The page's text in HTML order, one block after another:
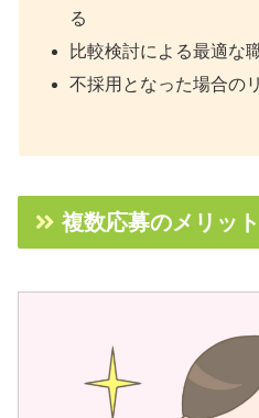
る
比較検討による最適な
不採用となった場合の
複数応募のメリッ